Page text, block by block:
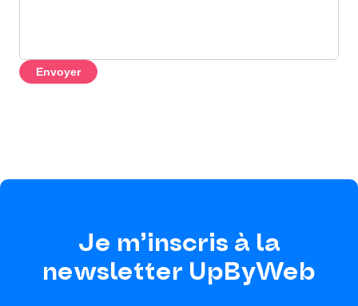
Envoyer
Je m’inscris à la
newsletter UpByWeb